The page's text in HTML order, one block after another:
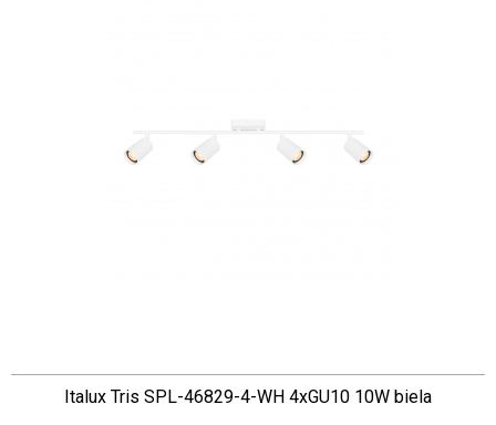
Italux Tris SPL-46829-4-WH 4xGU10 10W biela